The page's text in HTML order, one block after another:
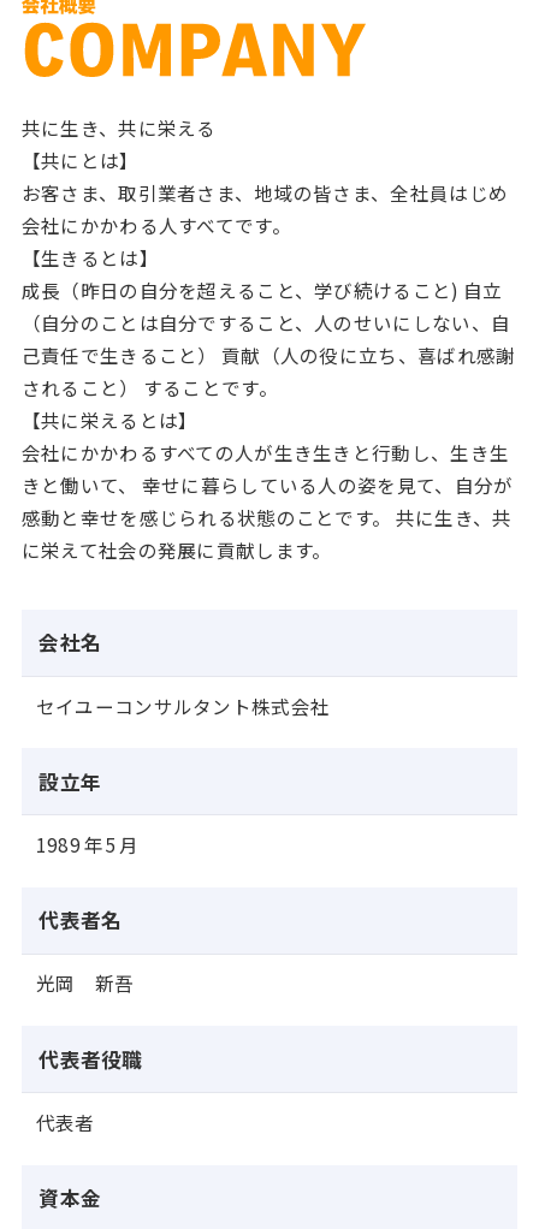
共に生き、共に栄える
【共にとは】
お客さま、取引業者さま、地域の皆さま、全社員はじめ
会社にかかわる人すべてです。
【生きるとは】
成長（昨日の自分を超えること、学び続けること) 自立
（自分のことは自分ですること、人のせいにしない、自
己責任で生きること） 貢献（人の役に立ち、喜ばれ感謝
されること） することです。
【共に栄えるとは】
会社にかかわるすべての人が生き生きと行動し、生き生
きと働いて、 幸せに暮らしている人の姿を見て、自分が
感動と幸せを感じられる状態のことです。 共に生き、共
に栄えて社会の発展に貢献します。
会社名
セイユーコンサルタント株式会社
設立年
1989 年5 月
代表者名
光岡 新吾
代表者役職
代表者
資本金